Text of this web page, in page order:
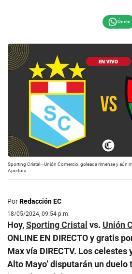
Sporting Cristal—Unión Comercio: goleada rimense y aún
Apertura
PorRedacción EC
18/05/2024, 09:54 p.m.
Hoy,Sporting Cristal vs. Unión
ONLINE EN DIRECTO y gratis
Max vía DIRECTV. Los celestes
Alto Mayo’ disputarán un